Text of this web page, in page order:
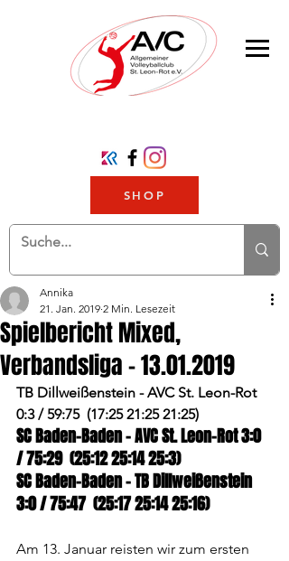
SHOP
Spielbericht Mixed,
Verbandsliga - 13.01.2019
Annika
21. Jan. 2019 2 Min. Lesezeit
TB Dillweißenstein - AVC St. Leon-Rot
0:3 / 59:75  (17:25 21:25 21:25)
SC Baden-Baden - AVC St. Leon-Rot 3:0
/ 75:29  (25:12 25:14 25:3)
SC Baden-Baden - TB Dillweißenstein
3:0 / 75:47  (25:17 25:14 25:16)
Am 13. Januar reisten wir zum ersten